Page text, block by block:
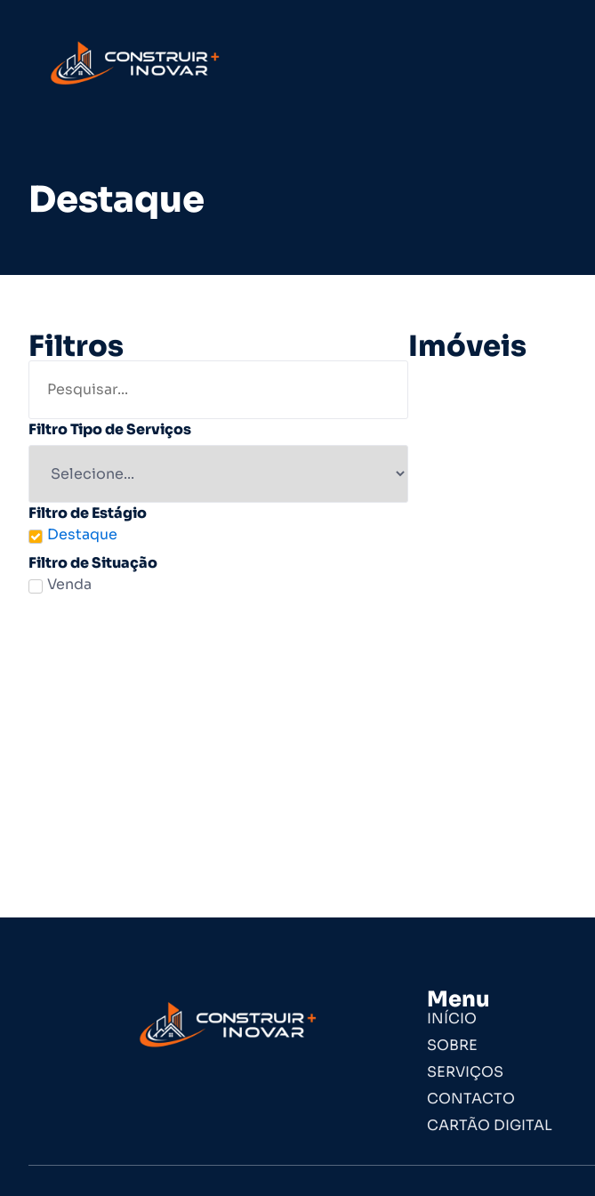
Destaque
Filtros
Filtro Tipo de Serviços
Filtro de Estágio
Destaque
Filtro de Situação
Venda
Imóveis
Menu
INÍCIO
SOBRE
SERVIÇOS
CONTACTO
CARTÃO DIGITAL